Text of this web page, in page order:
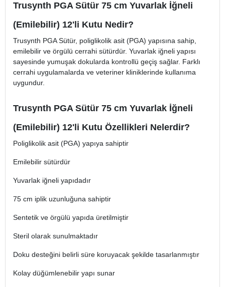
Trusynth PGA Sütür 75 cm Yuvarlak İğneli
(Emilebilir) 12'li Kutu Nedir?
Trusynth PGA Sütür, poliglikolik asit (PGA) yapısına sahip,
emilebilir ve örgülü cerrahi sütürdür. Yuvarlak iğneli yapısı
sayesinde yumuşak dokularda kontrollü geçiş sağlar. Farklı
cerrahi uygulamalarda ve veteriner kliniklerinde kullanıma
uygundur.
Trusynth PGA Sütür 75 cm Yuvarlak İğneli
(Emilebilir) 12'li Kutu Özellikleri Nelerdir?
Poliglikolik asit (PGA) yapıya sahiptir
Emilebilir sütürdür
Yuvarlak iğneli yapıdadır
75 cm iplik uzunluğuna sahiptir
Sentetik ve örgülü yapıda üretilmiştir
Steril olarak sunulmaktadır
Doku desteğini belirli süre koruyacak şekilde tasarlanmıştır
Kolay düğümlenebilir yapı sunar